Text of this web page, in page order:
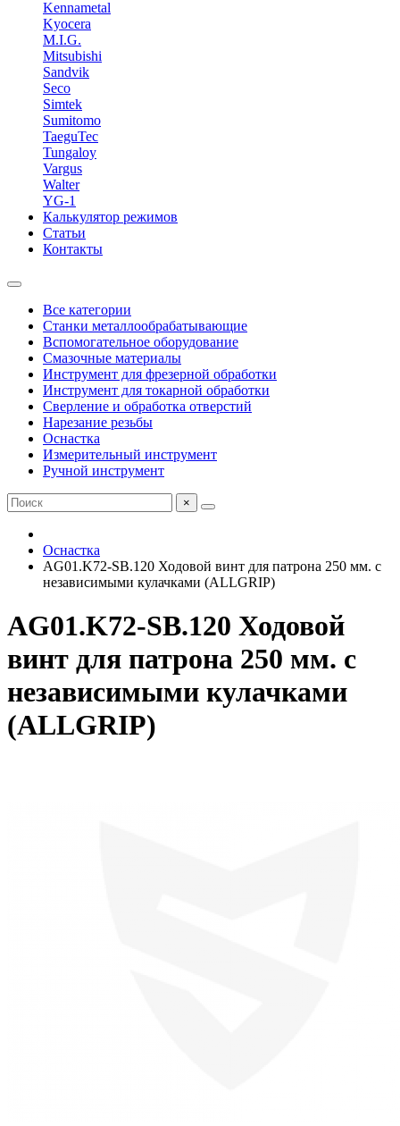
Kennametal
Kyocera
M.I.G.
Mitsubishi
Sandvik
Seco
Simtek
Sumitomo
TaeguTec
Tungaloy
Vargus
Walter
YG-1
Калькулятор режимов
Статьи
Контакты
Все категории
Станки металлообрабатывающие
Вспомогательное оборудование
Смазочные материалы
Инструмент для фрезерной обработки
Инструмент для токарной обработки
Сверление и обработка отверстий
Нарезание резьбы
Оснастка
Измерительный инструмент
Ручной инструмент
×
Оснастка
AG01.K72-SB.120 Ходовой винт для патрона 250 мм. с
независимыми кулачками (ALLGRIP)
AG01.K72-SB.120 Ходовой
винт для патрона 250 мм. с
независимыми кулачками
(ALLGRIP)